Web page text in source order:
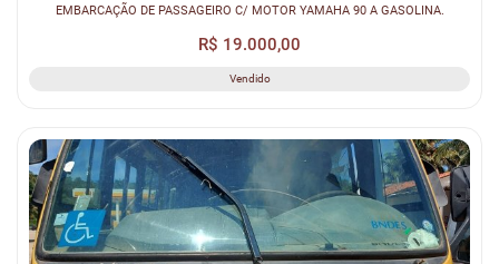
EMBARCAÇÃO DE PASSAGEIRO C/ MOTOR YAMAHA 90 A GASOLINA.
R$ 19.000,00
Vendido